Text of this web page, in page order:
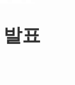
표